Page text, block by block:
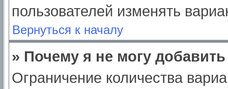
пользователей изменять
Вернуться к началу
» Почему я не могу
Ограничение количества